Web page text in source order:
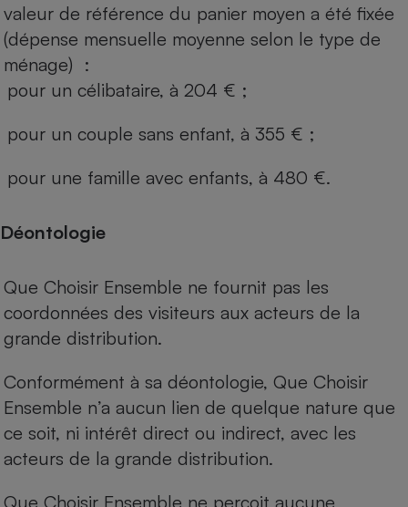
valeur de référence du panier moyen a été fixée
(dépense mensuelle moyenne selon le type de
ménage) :
pour un célibataire, à 204 € ;
pour un couple sans enfant, à 355 € ;
pour une famille avec enfants, à 480 €.
Déontologie
Que Choisir Ensemble ne fournit pas les
coordonnées des visiteurs aux acteurs de la
grande distribution.
Conformément à sa déontologie, Que Choisir
Ensemble n’a aucun lien de quelque nature que
ce soit, ni intérêt direct ou indirect, avec les
acteurs de la grande distribution.
Que Choisir Ensemble ne perçoit aucune